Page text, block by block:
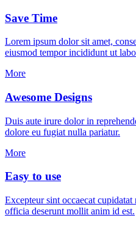
Save Time
Lorem ipsum dolor sit amet,
eiusmod tempor incididunt ut
More
Awesome Designs
Duis aute irure dolor in
dolore eu fugiat nulla pariatur.
More
Easy to use
Excepteur sint occaecat
officia deserunt mollit anim id est.